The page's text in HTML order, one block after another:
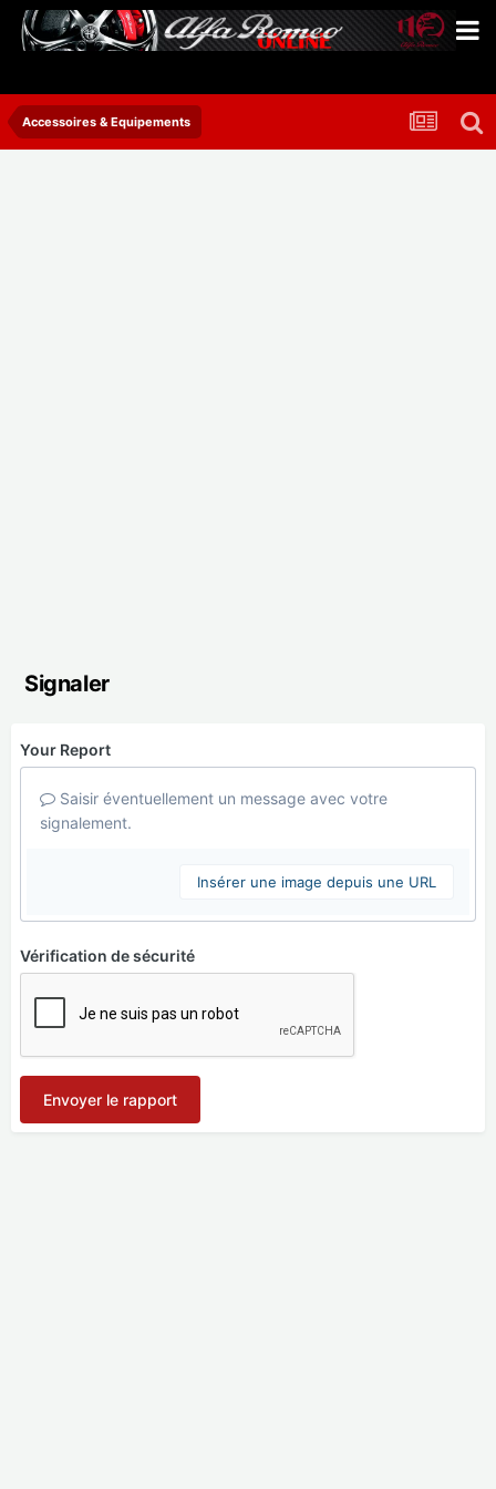
Accessoires & Equipements
Signaler
Your Report
Saisir éventuellement un message avec votre
signalement.
Insérer une image depuis une URL
Vérification de sécurité
Envoyer le rapport